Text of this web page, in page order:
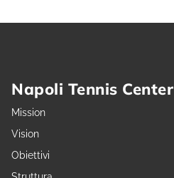
Napoli Tennis Center
Mission
Vision
Obiettivi